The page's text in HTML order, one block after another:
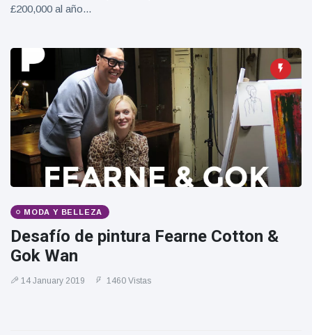
£200,000 al año...
MODA Y BELLEZA
Desafío de pintura Fearne Cotton &
Gok Wan
14 January 2019 1460 Vistas